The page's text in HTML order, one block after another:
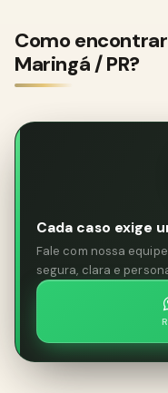
Como
Maringá / PR?
Cada caso exige
Fale com nossa
segura, clara e